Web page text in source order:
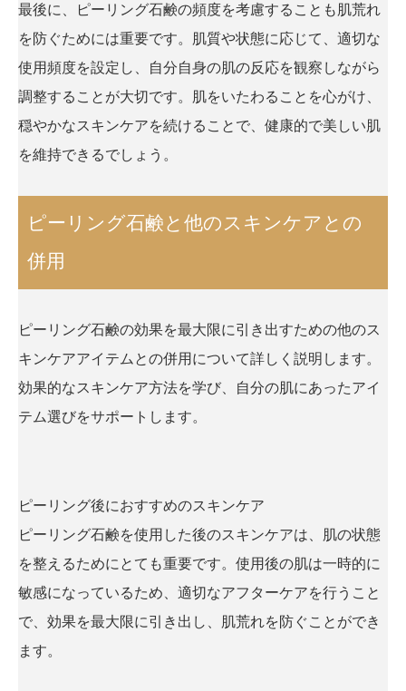
最後に、ピーリング石鹸の頻度を考慮することも肌荒れ
を防ぐためには重要です。肌質や状態に応じて、適切な
使用頻度を設定し、自分自身の肌の反応を観察しながら
調整することが大切です。肌をいたわることを心がけ、
穏やかなスキンケアを続けることで、健康的で美しい肌
を維持できるでしょう。
ピーリング石鹸と他のスキンケアとの
併用
ピーリング石鹸の効果を最大限に引き出すための他のス
キンケアアイテムとの併用について詳しく説明します。
効果的なスキンケア方法を学び、自分の肌にあったアイ
テム選びをサポートします。
ピーリング後におすすめのスキンケア
ピーリング石鹸を使用した後のスキンケアは、肌の状態
を整えるためにとても重要です。使用後の肌は一時的に
敏感になっているため、適切なアフターケアを行うこと
で、効果を最大限に引き出し、肌荒れを防ぐことができ
ます。